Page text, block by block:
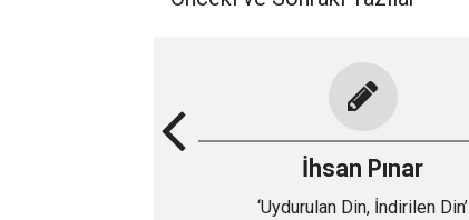
İhsan Pınar
‘Uydurulan Din, İndirilen Din’